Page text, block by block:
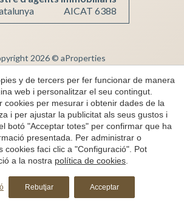
Sol·licita més informació
AICAT 6388
2026 © aProperties
Immobiliària de Luxe
AICAT 6388
Nota Legal
Privacitat
Política de cookies
Canal de denúncies
y de tercers per fer funcionar de manera
web i personalitzar el seu contingut.
cookies per mesurar i obtenir dades de la
i per ajustar la publicitat als seus gustos i
botó "Acceptar totes" per confirmar que ha
presentada. Per administrar o
cookies faci clic a "Configuració". Pot
a la nostra política de cookies
Rebutjar Acceptar